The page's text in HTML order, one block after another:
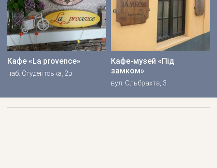
Кафе «La provence»
наб. Студентська, 2в
Кафе-музей «Під
замком»
вул. Ольбрахта, 3